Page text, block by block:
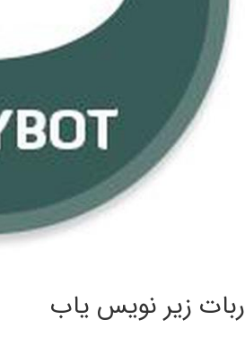
ربات زیر نویس یاب